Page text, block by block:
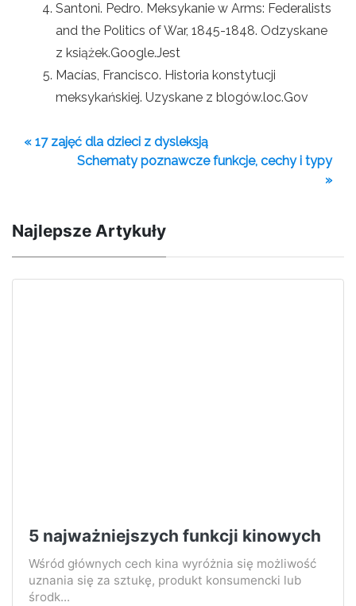
Santoni. Pedro. Meksykanie w Arms: Federalists
and the Politics of War, 1845-1848. Odzyskane
z książek.Google.Jest
Macías, Francisco. Historia konstytucji
meksykańskiej. Uzyskane z blogów.loc.Gov
« 17 zajęć dla dzieci z dysleksją
Schematy poznawcze funkcje, cechy i typy
»
Najlepsze Artykuły
5 najważniejszych funkcji kinowych
Wśród głównych cech kina wyróżnia się możliwość
uznania się za sztukę, produkt konsumencki lub
środk...